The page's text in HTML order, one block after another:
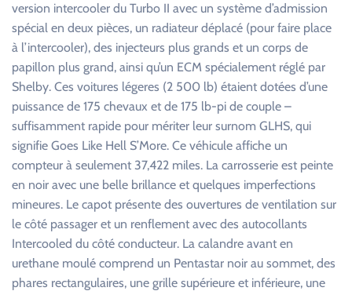
version intercooler du Turbo II avec un système d’admission
spécial en deux pièces, un radiateur déplacé (pour faire place
à l’intercooler), des injecteurs plus grands et un corps de
papillon plus grand, ainsi qu’un ECM spécialement réglé par
Shelby. Ces voitures légeres (2 500 lb) étaient dotées d’une
puissance de 175 chevaux et de 175 lb-pi de couple –
suffisamment rapide pour mériter leur surnom GLHS, qui
signifie Goes Like Hell S’More. Ce véhicule affiche un
compteur à seulement 37,422 miles. La carrosserie est peinte
en noir avec une belle brillance et quelques imperfections
mineures. Le capot présente des ouvertures de ventilation sur
le côté passager et un renflement avec des autocollants
Intercooled du côté conducteur. La calandre avant en
urethane moulé comprend un Pentastar noir au sommet, des
phares rectangulaires, une grille supérieure et inférieure, une